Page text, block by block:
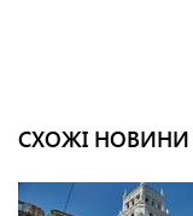
СХОЖІ НОВИНИ